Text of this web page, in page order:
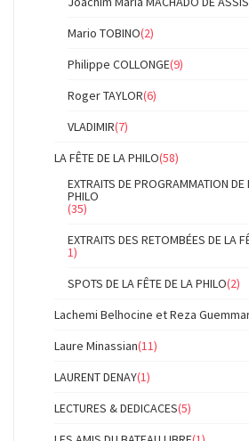
Mario TOBINO(2)
Philippe COLLONGE(9)
Roger TAYLOR(6)
VLADIMIR(7)
LA FÊTE DE LA PHILO(58)
EXTRAITS DE PROGRAMMATION DE
PHILO
(35)
EXTRAITS DES RETOMBÉES DE LA
1)
SPOTS DE LA FÊTE DE LA PHILO(2)
Lachemi Belhocine et Reza
Laure Minassian(11)
LAURENT DENAY(1)
LECTURES & DEDICACES(5)